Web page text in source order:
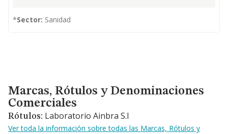
*Sector: Sanidad
Marcas, Rótulos y Denominaciones Comerciales
Marcas, Rótulos y Denominaciones
Comerciales
Rótulos: Laboratorio Ainbra S.l
Ver toda la información sobre todas las Marcas, Rótulos y